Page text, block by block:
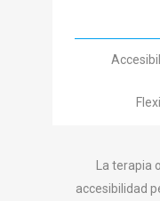
La
accesibilidad